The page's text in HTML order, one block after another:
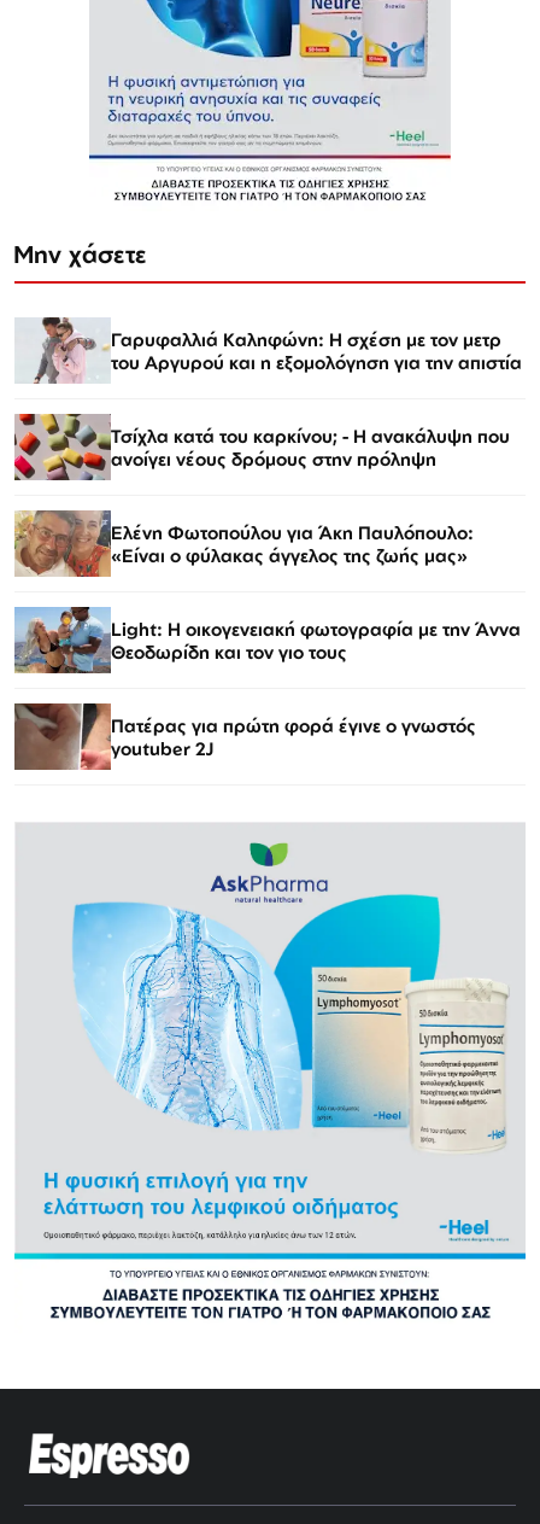
Μην χάσετε
Γαρυφαλλιά Καληφώνη: Η σχέση με τον μετρ
του Αργυρού και η εξομολόγηση για την απιστία
Τσίχλα κατά του καρκίνου; - Η ανακάλυψη που
ανοίγει νέους δρόμους στην πρόληψη
Ελένη Φωτοπούλου για Άκη Παυλόπουλο:
«Είναι ο φύλακας άγγελος της ζωής μας»
Light: Η οικογενειακή φωτογραφία με την Άννα
Θεοδωρίδη και τον γιο τους
Πατέρας για πρώτη φορά έγινε ο γνωστός
youtuber 2J